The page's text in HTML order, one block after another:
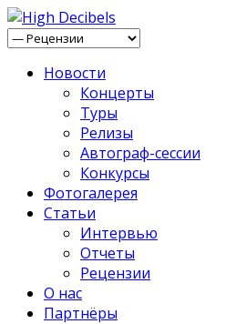
Новости
Концерты
Туры
Релизы
Автограф-сессии
Конкурсы
Фотогалерея
Статьи
Интервью
Отчеты
Рецензии
О нас
Партнёры